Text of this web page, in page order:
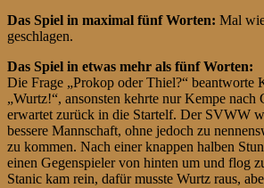
Das Spiel in maximal fünf Worten: Mal
geschlagen.
Das Spiel in etwas mehr als fünf Worten:
Die Frage „Prokop oder Thiel?“ beantworte
„Wurtz!“, ansonsten kehrte nur Kempe nach
erwartet zurück in die Startelf. Der SVWW
bessere Mannschaft, ohne jedoch zu
zu kommen. Nach einer knappen halben
einen Gegenspieler von hinten um und flog
Stanic kam rein, dafür musste Wurtz raus,